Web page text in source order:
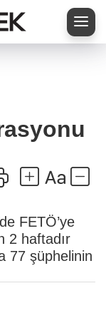
FETÖ’ye
2 haftadır
77 şüphelinin